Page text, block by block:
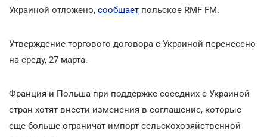
Украиной отложено, сообщает польское RMF FM.
Утверждение торгового договора с Украиной перенесено
на среду, 27 марта.
Франция и Польша при поддержке соседних с Украиной
стран хотят внести изменения в соглашение, которые
еще больше ограничат импорт сельскохозяйственной